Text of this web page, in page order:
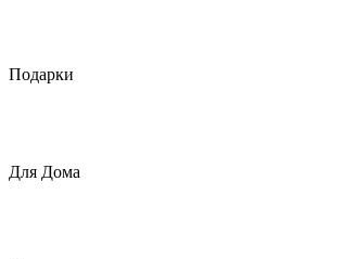
Подарки
Для Дома